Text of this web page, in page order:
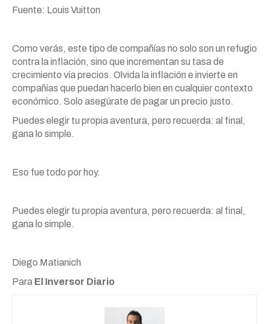
Fuente: Louis Vuitton
Como verás, este tipo de compañías no solo son un refugio
contra la inflación, sino que incrementan su tasa de
crecimiento vía precios. Olvida la inflación e invierte en
compañías que puedan hacerlo bien en cualquier contexto
económico. Solo asegúrate de pagar un precio justo.
Puedes elegir tu propia aventura, pero recuerda: al final,
gana lo simple.
Eso fue todo por hoy.
Puedes elegir tu propia aventura, pero recuerda: al final,
gana lo simple.
Diego Matianich
Para El Inversor Diario